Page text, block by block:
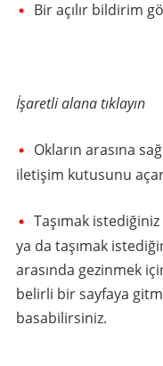
Bir açılır bildirim
İşaretli alana tıklayın
Okların arasına
iletişim kutusunu
Taşımak istediğiniz
ya da taşımak
arasında gezinmek
belirli bir sayfaya
basabilirsiniz.